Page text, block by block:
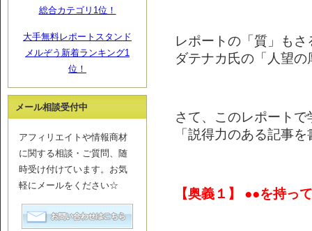
レポートの「質」も
ダテナカ氏の「人望
さて、このレポートで
「説得力のある記事
【奥義１】 ●●を持っ
総合カテゴリ1位！
大手無料レポートスタンド
メルぞう新着ランキング1
位！
メール相談受付中
アフィリエイトや情報商材
に関する相談・ご質問、随
時受け付けています。お気
軽にメールをください☆